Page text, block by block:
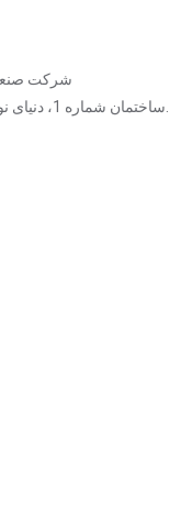
شرکت